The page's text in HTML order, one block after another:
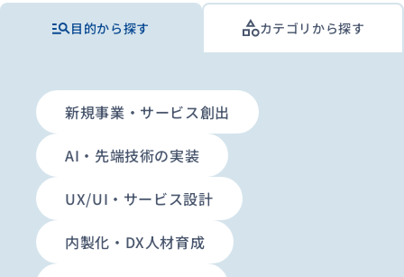
目的から探す カテゴリから探す
新規事業・サービス創出
AI・先端技術の実装
UX/UI・サービス設計
内製化・DX人材育成